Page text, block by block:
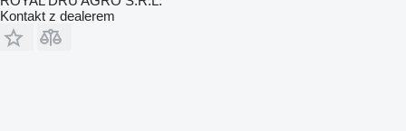
Kontakt z dealerem